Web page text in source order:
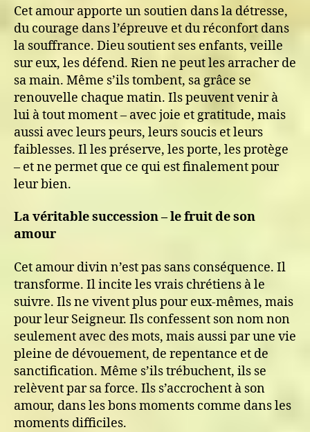
Cet amour apporte un soutien dans la détresse,
du courage dans l’épreuve et du réconfort dans
la souffrance. Dieu soutient ses enfants, veille
sur eux, les défend. Rien ne peut les arracher de
sa main. Même s’ils tombent, sa grâce se
renouvelle chaque matin. Ils peuvent venir à
lui à tout moment – avec joie et gratitude, mais
aussi avec leurs peurs, leurs soucis et leurs
faiblesses. Il les préserve, les porte, les protège
– et ne permet que ce qui est finalement pour
leur bien.
La véritable succession – le fruit de son
amour
Cet amour divin n’est pas sans conséquence. Il
transforme. Il incite les vrais chrétiens à le
suivre. Ils ne vivent plus pour eux-mêmes, mais
pour leur Seigneur. Ils confessent son nom non
seulement avec des mots, mais aussi par une vie
pleine de dévouement, de repentance et de
sanctification. Même s’ils trébuchent, ils se
relèvent par sa force. Ils s’accrochent à son
amour, dans les bons moments comme dans les
moments difficiles.